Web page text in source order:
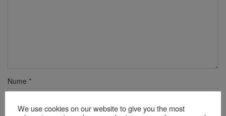
Nume *
We use cookies on our website to give you the most